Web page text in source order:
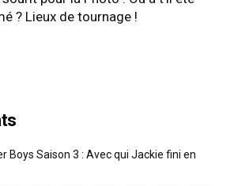
? Lieux de tournage !
Boys Saison 3 : Avec qui Jackie fini en